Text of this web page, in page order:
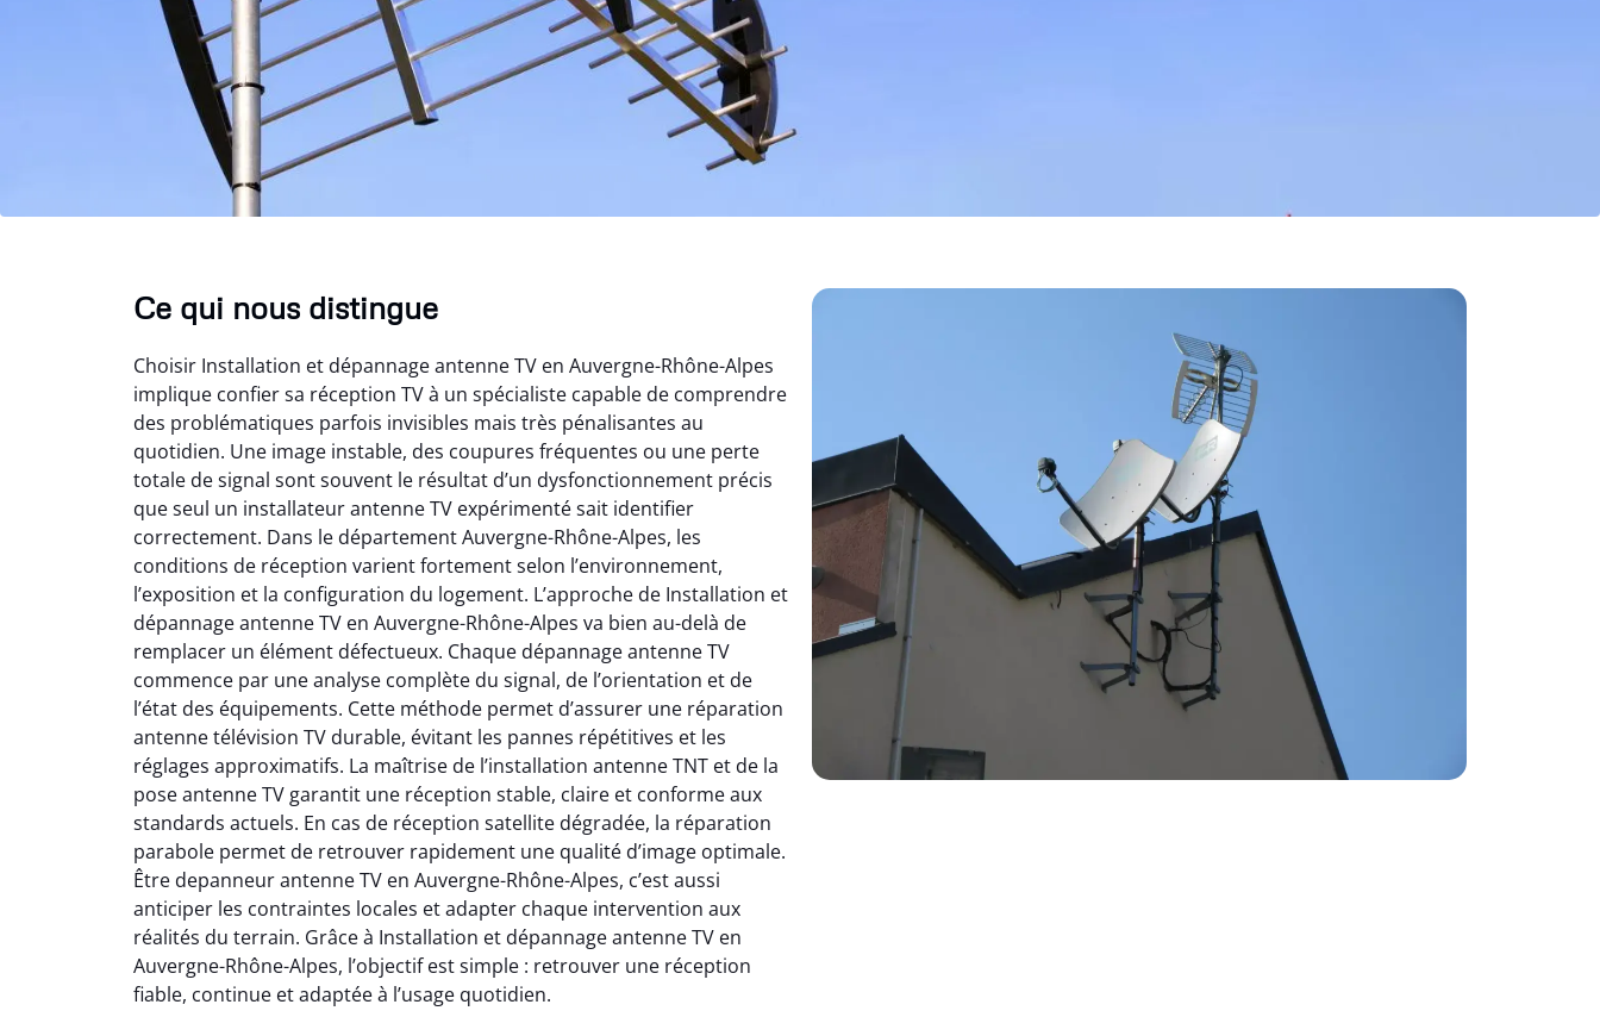
Ce qui nous distingue
Choisir Installation et dépannage antenne TV en Auvergne-Rhône-Alpes
implique confier sa réception TV à un spécialiste capable de comprendre
des problématiques parfois invisibles mais très pénalisantes au
quotidien. Une image instable, des coupures fréquentes ou une perte
totale de signal sont souvent le résultat d’un dysfonctionnement précis
que seul un installateur antenne TV expérimenté sait identifier
correctement. Dans le département Auvergne-Rhône-Alpes, les
conditions de réception varient fortement selon l’environnement,
l’exposition et la configuration du logement. L’approche de Installation et
dépannage antenne TV en Auvergne-Rhône-Alpes va bien au-delà de
remplacer un élément défectueux. Chaque dépannage antenne TV
commence par une analyse complète du signal, de l’orientation et de
l’état des équipements. Cette méthode permet d’assurer une réparation
antenne télévision TV durable, évitant les pannes répétitives et les
réglages approximatifs. La maîtrise de l’installation antenne TNT et de la
pose antenne TV garantit une réception stable, claire et conforme aux
standards actuels. En cas de réception satellite dégradée, la réparation
parabole permet de retrouver rapidement une qualité d’image optimale.
Être depanneur antenne TV en Auvergne-Rhône-Alpes, c’est aussi
anticiper les contraintes locales et adapter chaque intervention aux
réalités du terrain. Grâce à Installation et dépannage antenne TV en
Auvergne-Rhône-Alpes, l’objectif est simple : retrouver une réception
fiable, continue et adaptée à l’usage quotidien.